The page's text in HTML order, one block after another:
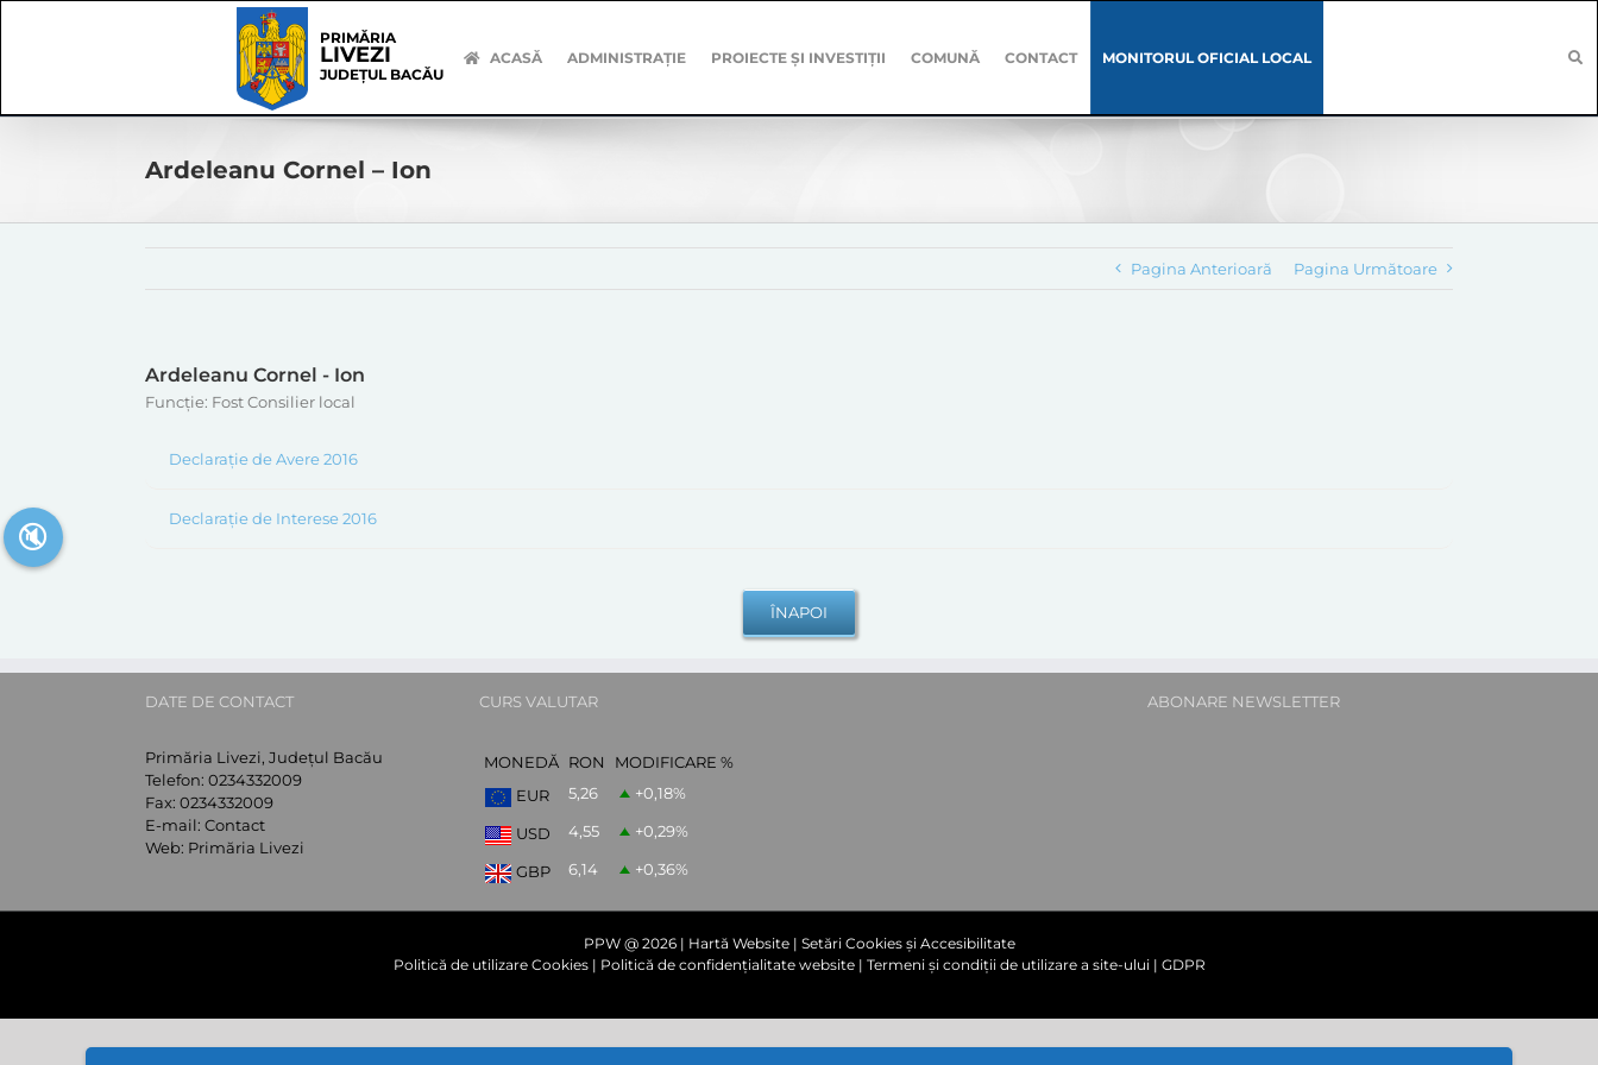
PRIMĂRIA
LIVEZI
JUDEȚUL BACĂU
ACASĂ ADMINISTRAȚIE PROIECTE ȘI INVESTIȚII COMUNĂ CONTACT MONITORUL OFICIAL LOCAL
Ardeleanu Cornel – Ion
Pagina Anterioară Pagina Următoare
Ardeleanu Cornel - Ion
Funcție: Fost Consilier local
Declarație de Avere 2016
Declarație de Interese 2016
DATE DE CONTACT
Primăria Livezi, Județul Bacău
Telefon: 0234332009
Fax: 0234332009
E-mail: Contact
Web: Primăria Livezi
CURS VALUTAR
MONEDĂ RON
MODIFICARE %
EUR
5,26 +0,18%
USD 4,55 +0,29%
GBP 6,14 +0,36%
ABONARE NEWSLETTER
PPW @ 2026 | Hartă Website| Setări Cookies și Accesibilitate
Politică de utilizare Cookies| Politică de confidențialitate website| Termeni și condiții de utilizare a site-ului| GDPR
🔇